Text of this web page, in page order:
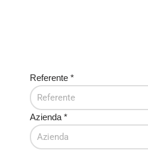
Referente *
Azienda *